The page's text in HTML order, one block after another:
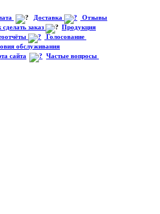
Доставка
Отзывы
сделать заказ
Продукция
Голосование
обслуживания
сайта
Частые вопросы